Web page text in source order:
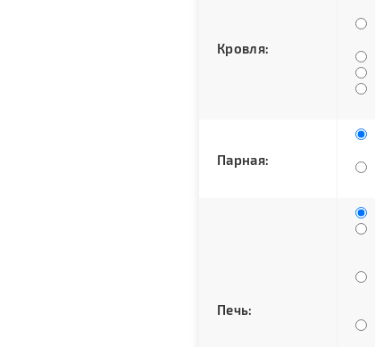
Кровля:
Парная:
Печь: